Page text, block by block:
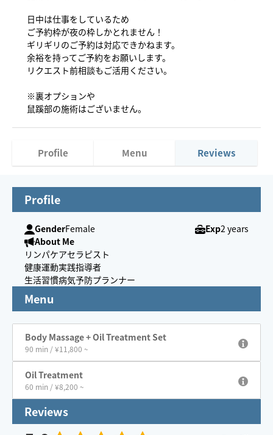
日中は仕事をしているため
ご予約枠が夜の枠しかとれません！
ギリギリのご予約は対応できかねます。
余裕を持ってご予約をお願いします。
リクエスト前相談もご活用ください。
※裏オプションや
鼠蹊部の施術はございません。
Profile Menu Reviews
Profile
GenderFemale Exp2 years
About Me
リンパケアセラピスト
健康運動実践指導者
生活習慣病気予防プランナー
Menu
Body Massage + Oil Treatment Set
90 min / ¥11,800 ~
Oil Treatment
60 min / ¥8,200 ~
Reviews